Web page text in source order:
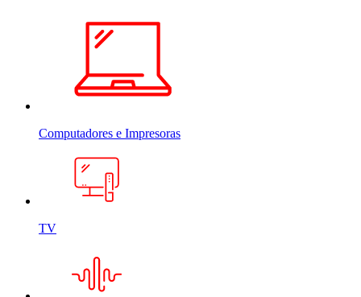
Computadores e Impresoras
TV